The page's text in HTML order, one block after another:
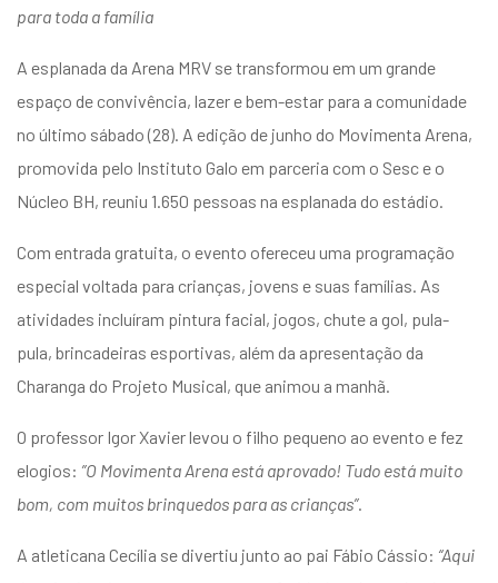
para toda a família
A esplanada da Arena MRV se transformou em um grande
espaço de convivência, lazer e bem-estar para a comunidade
no último sábado (28). A edição de junho do Movimenta Arena,
promovida pelo Instituto Galo em parceria com o Sesc e o
Núcleo BH, reuniu 1.650 pessoas na esplanada do estádio.
Com entrada gratuita, o evento ofereceu uma programação
especial voltada para crianças, jovens e suas famílias. As
atividades incluíram pintura facial, jogos, chute a gol, pula-
pula, brincadeiras esportivas, além da apresentação da
Charanga do Projeto Musical, que animou a manhã.
O professor Igor Xavier levou o filho pequeno ao evento e fez
elogios: ”O Movimenta Arena está aprovado! Tudo está muito
bom, com muitos brinquedos para as crianças”.
A atleticana Cecília se divertiu junto ao pai Fábio Cássio: “Aqui